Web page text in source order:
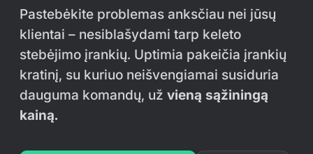
Domenų galiojimo stebėjimas
Virusų stebėjimas
Viešas būsenos puslapis
Nemokami įrankiai
Susisiekti
Pastebėkite problemas anksčiau nei jūsų
klientai – nesiblašydami tarp keleto
stebėjimo įrankių. Uptimia pakeičia įrankių
kratinį, su kuriuo neišvengiamai susiduria
dauguma komandų, už vieną sąžiningą
kainą.